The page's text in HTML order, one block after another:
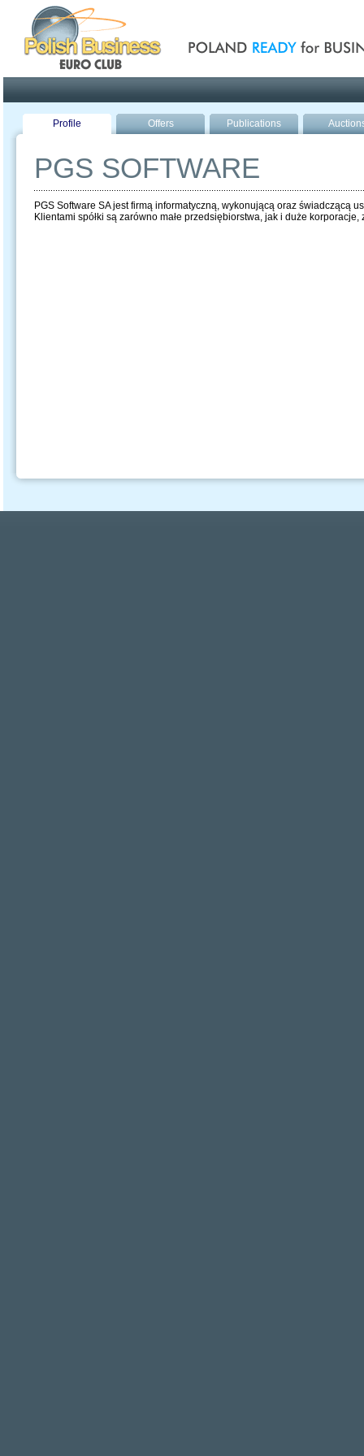
Profile Offers Publications
PGS SOFTWARE
PGS Software SA jest firmą informatyczną, wykonującą oraz świadczącą
Klientami spółki są zarówno małe przedsiębiorstwa, jak i duże korporacje,